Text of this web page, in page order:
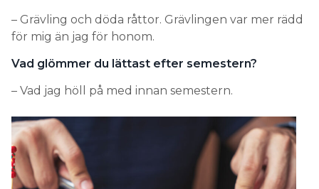
– Grävling och döda råttor. Grävlingen var mer rädd
för mig än jag för honom.
Vad glömmer du lättast efter semestern?
– Vad jag höll på med innan semestern.